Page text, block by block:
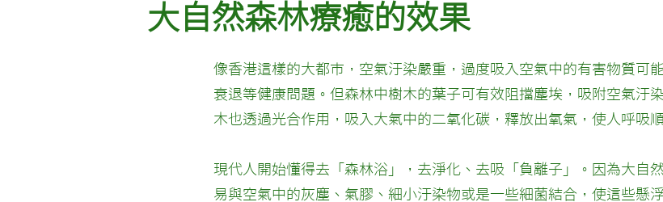
大自然森林療癒的效果
像香港這樣的大都市，空氣汙染嚴重，過度吸入空氣中的有害物質可
衰退等健康問題。但森林中樹木的葉子可有效阻擋塵埃，吸附空氣汙
木也透過光合作用，吸入大氣中的二氧化碳，釋放出氧氣，使人呼吸順
現代人開始懂得去「森林浴」，去淨化、去吸「負離子」。因為大自
易與空氣中的灰塵、氣膠、細小汙染物或是一些細菌結合，使這些懸